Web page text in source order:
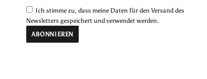
Ich stimme zu, dass meine Daten für den Versand des
Newsletters gespeichert und verwendet werden.